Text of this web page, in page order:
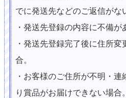
でに発送先などのご返信がな
・発送先登録の内容に不備が
・発送先登録完了後に住所
合。
・お客様のご住所が不明・連
り賞品がお届けできない場合。